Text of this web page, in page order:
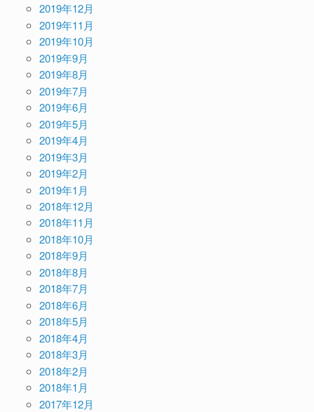
2019年12月
2019年11月
2019年10月
2019年9月
2019年8月
2019年7月
2019年6月
2019年5月
2019年4月
2019年3月
2019年2月
2019年1月
2018年12月
2018年11月
2018年10月
2018年9月
2018年8月
2018年7月
2018年6月
2018年5月
2018年4月
2018年3月
2018年2月
2018年1月
2017年12月